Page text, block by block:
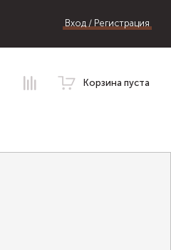
Вход / Регистрация
Корзина пуста